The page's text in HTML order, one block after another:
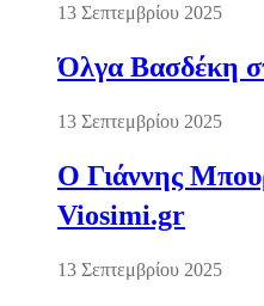
13 Σεπτεμβρίου 2025
Όλγα Βασδέκη
13 Σεπτεμβρίου 2025
Ο Γιάννης
Viosimi.gr
13 Σεπτεμβρίου 2025